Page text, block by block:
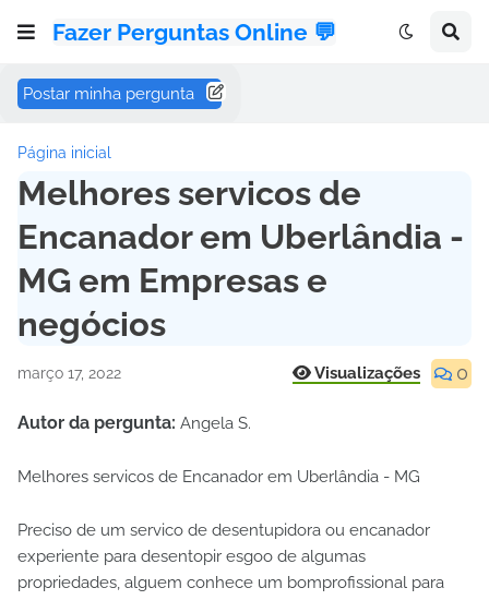
Fazer Perguntas Online 💬
Postar minha pergunta
Página inicial
Melhores servicos de
Encanador em Uberlândia -
MG em Empresas e
negócios
março 17, 2022 Visualizações 0
Autor da pergunta: Angela S.
Melhores servicos de Encanador em Uberlândia - MG
Preciso de um servico de desentupidora ou encanador
experiente para desentopir esgoo de algumas
propriedades, alguem conhece um bomprofissional para